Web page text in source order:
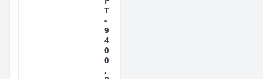
T
-
9
4
0
0
,